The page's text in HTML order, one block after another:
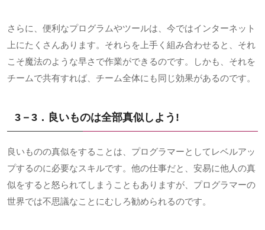
さらに、便利なプログラムやツールは、今ではインターネット
上にたくさんあります。それらを上手く組み合わせると、それ
こそ魔法のような早さで作業ができるのです。しかも、それを
チームで共有すれば、チーム全体にも同じ効果があるのです。
3－3．良いものは全部真似しよう !
良いものの真似をすることは、プログラマーとしてレベルアッ
プするのに必要なスキルです。他の仕事だと、安易に他人の真
似をすると怒られてしまうこともありますが、プログラマーの
世界では不思議なことにむしろ勧められるのです。